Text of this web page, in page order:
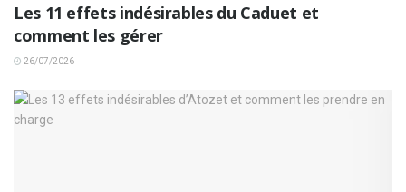
Les 11 effets indésirables du Caduet et
comment les gérer
26/07/2026